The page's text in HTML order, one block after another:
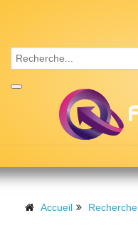
Accueil Recherche